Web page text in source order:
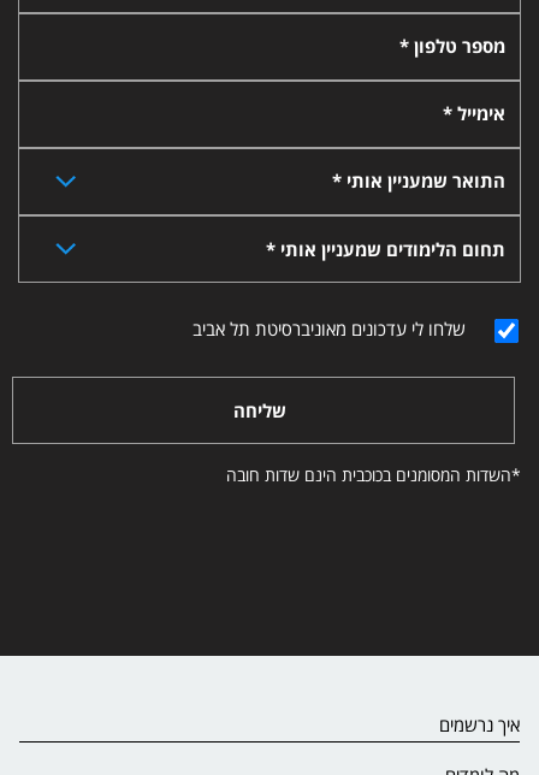
מספר טלפון *
אימייל *
התואר שמעניין אותי *
תחום הלימודים שמעניין אותי *
שלחו לי עדכונים מאוניברסיטת תל אביב
שליחה
*השדות המסומנים בכוכבית הינם שדות חובה
איך נרשמים